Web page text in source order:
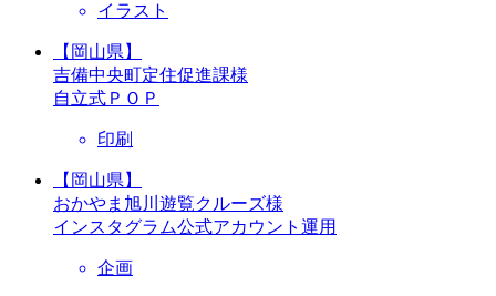
イラスト
【岡山県】
吉備中央町定住促進課様
自立式ＰＯＰ
印刷
【岡山県】
おかやま旭川遊覧クルーズ様
インスタグラム公式アカウント運用
企画